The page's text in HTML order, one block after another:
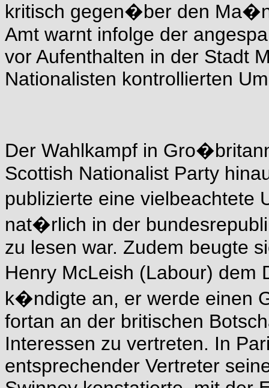
kritisch gegen�ber den
Amt warnt infolge der
vor Aufenthalten in der Stadt
Nationalisten kontrollierten
Der Wahlkampf in
Scottish Nationalist Party
publizierte eine
nat�rlich in der
zu lesen war. Zudem beugte
Henry McLeish (Labour)
k�ndigte an, er werde einen
fortan an der britischen
Interessen zu vertreten. In
entsprechender Vertreter